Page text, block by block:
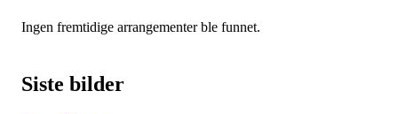
Ingen fremtidige arrangementer ble funnet.
Siste bilder